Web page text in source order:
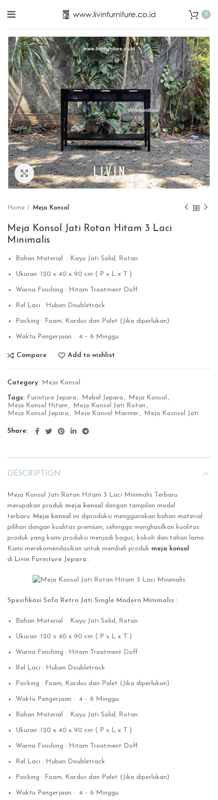
0
Click to enlarge
Home Meja Konsol
Meja Konsol Jati Rotan Hitam 3 Laci
Minimalis
Bahan Material : Kayu Jati Solid, Rotan
Ukuran :120 x 40 x 90 cm ( P x L x T )
Warna Finishing : Hitam Treatment Doff
Rel Laci : Huben Doubletrack
Packing : Foam, Kardus dan Palet (Jika diperlukan)
Waktu Pengerjaan : 4 – 6 Minggu
Compare Add to wishlist
Category: Meja Konsol
Tags: Furniture Jepara , Mebel Jepara , Meja Konsol ,
Meja Konsol Hitam , Meja Konsol Jati Rotan ,
Meja Konsol Jepara , Meja Konsol Marmer , Meja Kosnsol Jati
Share
DESCRIPTION
Meja Konsol Jati Rotan Hitam 3 Laci Minimalis Terbaru
merupakan produk meja konsol dengan tampilan model
terbaru. Meja konsol ini diproduksi menggunakan bahan material
pilihan dengan kualitas premium, sehingga menghasilkan kualitas
produk yang kami produksi menjadi bagus, kokoh dan tahan lama .
Kami merekomendasikan untuk membeli produk meja konsol
di Livin Furniture Jepara .
Spesifikasi Sofa Retro Jati Single Modern Minimalis :
Bahan Material : Kayu Jati Solid, Rotan
Ukuran :120 x 40 x 90 cm ( P x L x T )
Warna Finishing : Hitam Treatment Doff
Rel Laci : Huben Doubletrack
Packing : Foam, Kardus dan Palet (Jika diperlukan)
Waktu Pengerjaan : 4 – 6 Minggu
Bahan Material : Kayu Jati Solid, Rotan
Ukuran :120 x 40 x 90 cm ( P x L x T )
Warna Finishing : Hitam Treatment Doff
Rel Laci : Huben Doubletrack
Packing : Foam, Kardus dan Palet (Jika diperlukan)
Waktu Pengerjaan : 4 – 6 Minggu